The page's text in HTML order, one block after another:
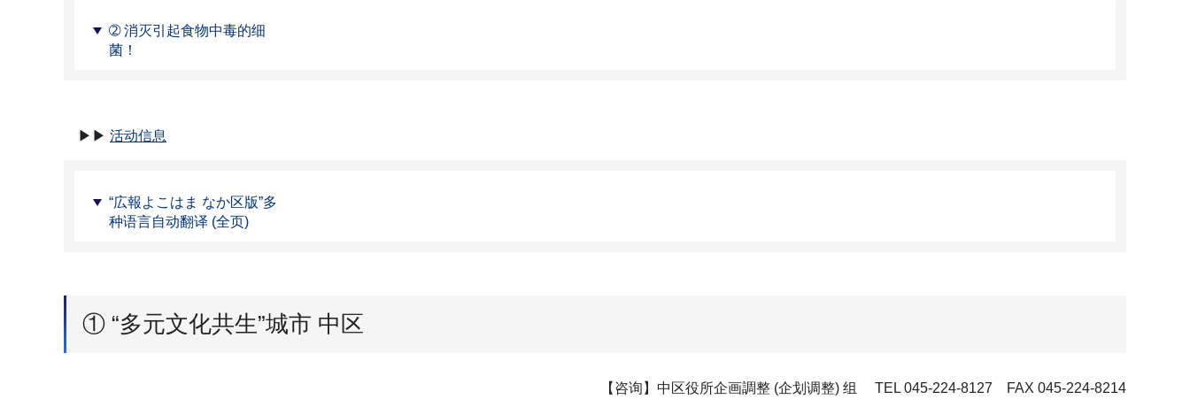
➁ 消灭引起食物中毒的细
菌！
▶▶ 活动信息
“広報よこはま なか区版”多
种语言自动翻译 (全页)
① “多元文化共生”城市 中区
【咨询】中区役所企画調整 (企划调整) 组 TEL 045-224-8127 FAX 045-224-8214